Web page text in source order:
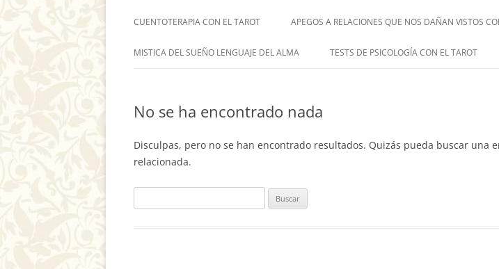
CUENTOTERAPIA CON EL TAROT APEGOS A RELACIONES QUE NOS DAÑAN VISTOS
MISTICA DEL SUEÑO LENGUAJE DEL ALMA TESTS DE PSICOLOGÍA CON EL TAROT
No se ha encontrado nada
Disculpas, pero no se han encontrado resultados. Quizás pueda buscar una
relacionada.